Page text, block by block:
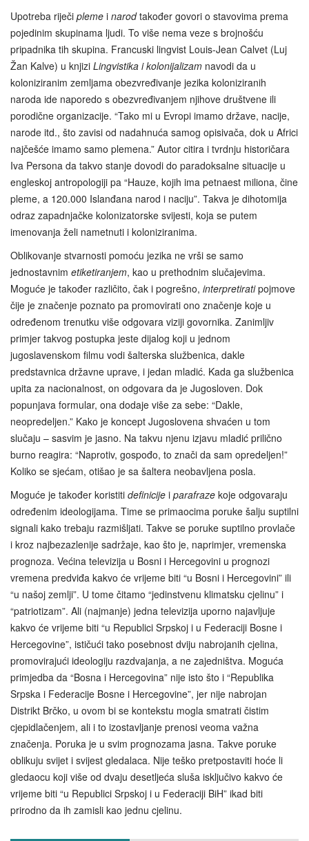
Upotreba riječi pleme i narodtakođer govori o stavovima prema
pojedinim skupinama ljudi. To više nema veze s brojnošću
pripadnika tih skupina. Francuski lingvist Louis-Jean Calvet (Luj
Žan Kalve) u knjizi Lingvistika i kolonijalizam navodi da u
koloniziranim zemljama obezvređivanje jezika koloniziranih
naroda ide naporedo s obezvređivanjem njihove društvene ili
porodične organizacije. “Tako mi u Evropi imamo države, nacije,
narode itd., što zavisi od nadahnuća samog opisivača, dok u Africi
najčešće imamo samo plemena.” Autor citira i tvrdnju historičara
Iva Persona da takvo stanje dovodi do paradoksalne situacije u
engleskoj antropologiji pa “Hauze, kojih ima petnaest miliona, čine
pleme, a 120.000 Islanđana narod i naciju”. Takva je dihotomija
odraz zapadnjačke kolonizatorske svijesti, koja se putem
imenovanja želi nametnuti i koloniziranima.
Oblikovanje stvarnosti pomoću jezika ne vrši se samo
jednostavnim etiketiranjem, kao u prethodnim slučajevima.
Moguće je također različito, čak i pogrešno, interpretiratipojmove
čije je značenje poznato pa promovirati ono značenje koje u
određenom trenutku više odgovara viziji govornika. Zanimljiv
primjer takvog postupka jeste dijalog koji u jednom
jugoslavenskom filmu vodi šalterska službenica, dakle
predstavnica državne uprave, i jedan mladić. Kada ga službenica
upita za nacionalnost, on odgovara da je Jugosloven. Dok
popunjava formular, ona dodaje više za sebe: “Dakle,
neopredeljen.” Kako je koncept Jugoslovena shvaćen u tom
slučaju – sasvim je jasno. Na takvu njenu izjavu mladić prilično
burno reagira: “Naprotiv, gospođo, to znači da sam opredeljen!”
Koliko se sjećam, otišao je sa šaltera neobavljena posla.
Moguće je također koristiti definicije i parafraze koje odgovaraju
određenim ideologijama. Time se primaocima poruke šalju suptilni
signali kako trebaju razmišljati. Takve se poruke suptilno provlače
i kroz najbezazlenije sadržaje, kao što je, naprimjer, vremenska
prognoza. Većina televizija u Bosni i Hercegovini u prognozi
vremena predviđa kakvo će vrijeme biti “u Bosni i Hercegovini” ili
“u našoj zemlji”. U tome čitamo “jedinstvenu klimatsku cjelinu” i
“patriotizam”. Ali (najmanje) jedna televizija uporno najavljuje
kakvo će vrijeme biti “u Republici Srpskoj i u Federaciji Bosne i
Hercegovine”, ističući tako posebnost dviju nabrojanih cjelina,
promovirajući ideologiju razdvajanja, a ne zajedništva. Moguća
primjedba da “Bosna i Hercegovina” nije isto što i “Republika
Srpska i Federacije Bosne i Hercegovine”, jer nije nabrojan
Distrikt Brčko, u ovom bi se kontekstu mogla smatrati čistim
cjepidlačenjem, ali i to izostavljanje prenosi veoma važna
značenja. Poruka je u svim prognozama jasna. Takve poruke
oblikuju svijet i svijest gledalaca. Nije teško pretpostaviti hoće li
gledaocu koji više od dvaju desetljeća sluša isključivo kakvo će
vrijeme biti “u Republici Srpskoj i u Federaciji BiH” ikad biti
prirodno da ih zamisli kao jednu cjelinu.